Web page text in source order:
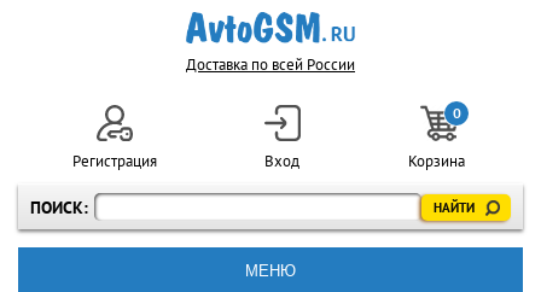
Доставка по всей России
ПОИСК:
Регистрация Вход
0
Корзина
МЕНЮ